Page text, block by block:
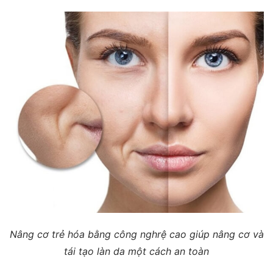
Nâng cơ trẻ hóa bằng công nghrệ cao giúp nâng cơ và
tái tạo làn da một cách an toàn